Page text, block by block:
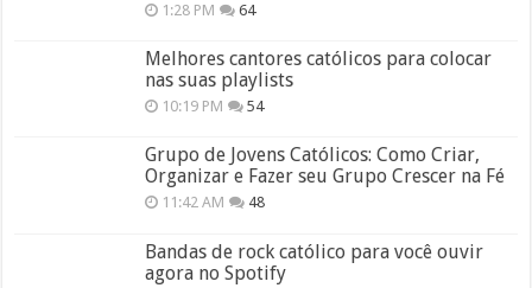
1:28 PM 64
Melhores cantores católicos para colocar
nas suas playlists
10:19 PM 54
Grupo de Jovens Católicos: Como Criar,
Organizar e Fazer seu Grupo Crescer na Fé
11:42 AM 48
Bandas de rock católico para você ouvir
agora no Spotify